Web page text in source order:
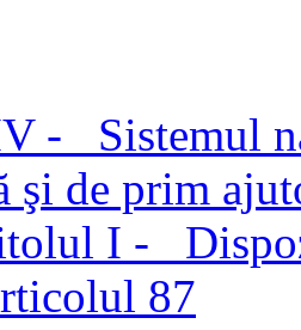
- Sistemul
şi de prim
I -
87